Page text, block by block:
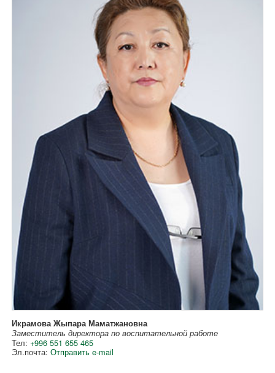
Икрамова Жыпара Маматжановна
Заместитель директора по воспитательной работе
Тел:+996 551 655 465
Эл.почта:Отправить e-mail